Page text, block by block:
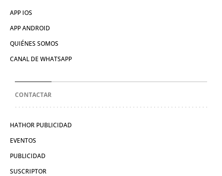
APP IOS
APP ANDROID
QUIÉNES SOMOS
CANAL DE WHATSAPP
CONTACTAR
HATHOR PUBLICIDAD
EVENTOS
PUBLICIDAD
SUSCRIPTOR